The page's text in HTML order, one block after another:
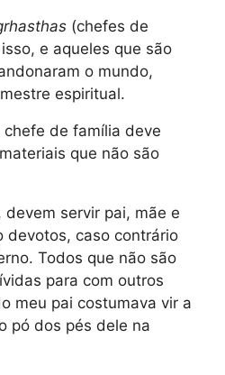
(chefes de
e aqueles que são
o mundo,
espiritual.
chefe de família deve
que não são
devem servir pai, mãe e
devotos, caso contrário
Todos que não são
para com outros
meu pai costumava vir a
pó dos pés dele na